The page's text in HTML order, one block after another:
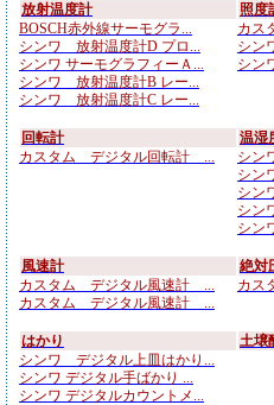
放射温度計
BOSCH赤外線サーモグラ...
シンワ 放射温度計D プロ...
シンワ サーモグラフィーＡ...
シンワ 放射温度計B レー...
シンワ 放射温度計C レー...
照度
カス
シン
シン
回転計
カスタム デジタル回転計 ...
温湿
シン
シン
シン
シン
シン
風速計
カスタム デジタル風速計 ...
カスタム デジタル風速計 ...
絶対
カス
はかり
シンワ デジタル上皿はかり...
シンワ デジタル手ばかり ...
シンワ デジタルカウントメ...
土壌